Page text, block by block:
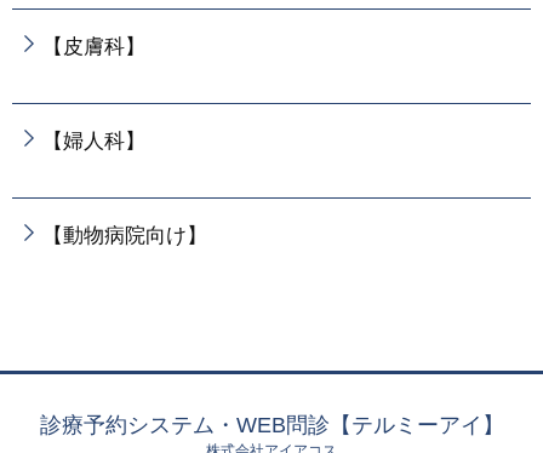
【皮膚科】
【婦人科】
【動物病院向け】
診療予約システム・WEB問診【テルミーアイ】